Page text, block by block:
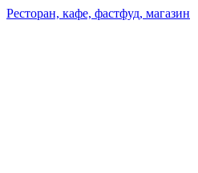
Ресторан, кафе, фастфуд, магазин